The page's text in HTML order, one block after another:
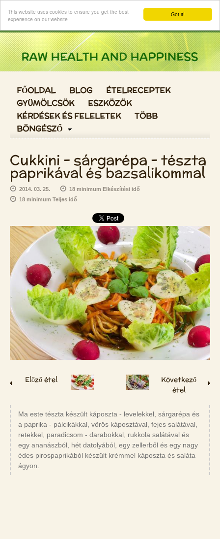
Got it!
This website uses cookies to ensure you get the best
experience on our website
Login
FŐOLDAL BLOG
ÉTELRECEPTEK
GYÜMÖLCSÖK
ESZKÖZÖK
KÉRDÉSEK ÉS FELELETEK
TÖBB
BÖNGÉSZŐ
Cukkini - sárgarépa - tészta
paprikával és bazsalikommal
2014. 03. 25.
18 minimum Elkészítési idő
18 minimum Teljes idő
Előző étel
Következő
étel
Ma este tészta készült káposzta - levelekkel, sárgarépa és
a paprika - pálcikákkal, vörös káposztával, fejes salátával,
retekkel, paradicsom - darabokkal, rukkola salátával és
egy ananászból, hét datolyából, egy zellerből és egy nagy
édes pirospaprikából készült krémmel káposzta és saláta
ágyon.